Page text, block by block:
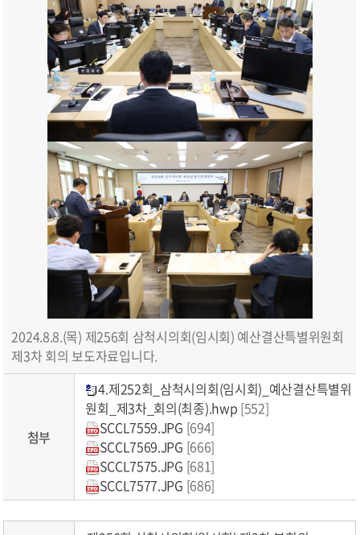
2024.8.8.(목) 제256회 삼척시의회(임시회) 예산결산특별위원회
제3차 회의 보도자료입니다.
첨부
4.제252회_삼척시의회(임시회)_예산결산특별위
원회_제3차_회의(최종).hwp [552]
SCCL7559.JPG [694]
SCCL7569.JPG [666]
SCCL7575.JPG [681]
SCCL7577.JPG [686]